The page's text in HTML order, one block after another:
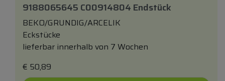
9188065645 C00914804 Endstück
BEKO/GRUNDIG/ARCELIK
Eckstücke
lieferbar innerhalb von 7 Wochen
€ 50,89